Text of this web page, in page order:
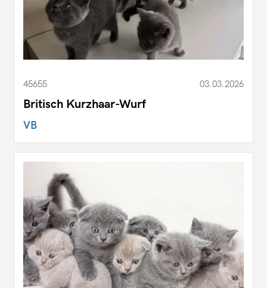
45655 03.03.2026
Britisch Kurzhaar-Wurf
VB